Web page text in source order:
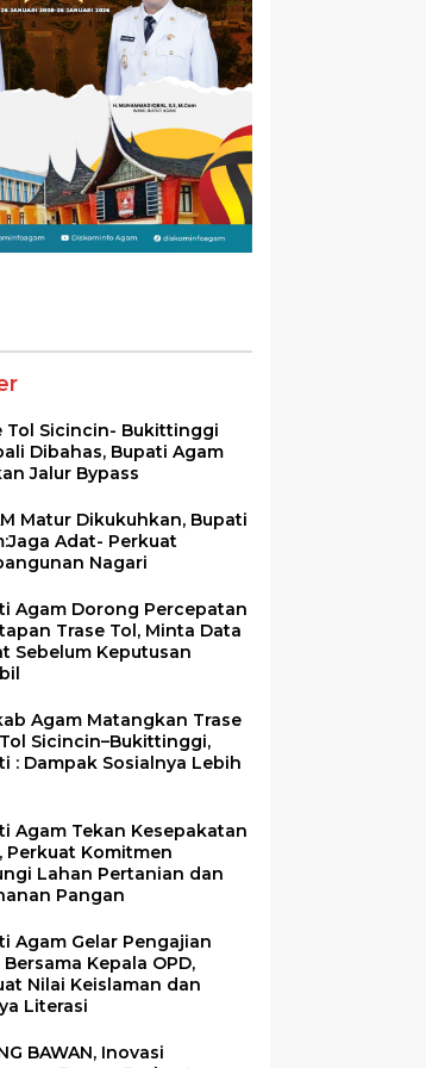
Tol Sicincin- Bukittinggi
Dibahas, Bupati Agam
Jalur Bypass
Matur Dikukuhkan, Bupati
Adat- Perkuat
Nagari
Agam Dorong Percepatan
Trase Tol, Minta Data
Sebelum Keputusan
Agam Matangkan Trase
Sicincin–Bukittinggi,
: Dampak Sosialnya Lebih
Agam Tekan Kesepakatan
Perkuat Komitmen
Lahan Pertanian dan
Pangan
Agam Gelar Pengajian
Kepala OPD,
Nilai Keislaman dan
Literasi
BAWAN, Inovasi